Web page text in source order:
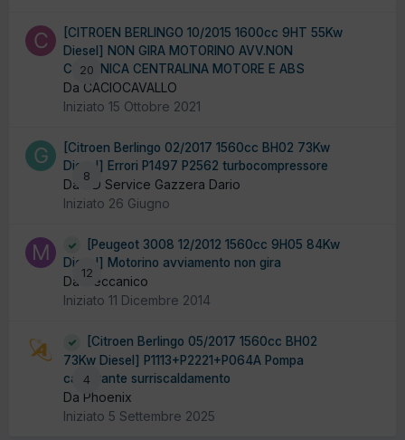
20
[CITROEN BERLINGO 10/2015 1600cc 9HT 55Kw
Diesel] NON GIRA MOTORINO AVV.NON
COMUNICA CENTRALINA MOTORE E ABS
Da CACIOCAVALLO
Iniziato 15 Ottobre 2021
8
[Citroen Berlingo 02/2017 1560cc BH02 73Kw
Diesel] Errori P1497 P2562 turbocompressore
Da GD Service Gazzera Dario
Iniziato 26 Giugno
12
[Peugeot 3008 12/2012 1560cc 9H05 84Kw
Diesel] Motorino avviamento non gira
Da meccanico
Iniziato 11 Dicembre 2014
4
[Citroen Berlingo 05/2017 1560cc BH02
73Kw Diesel] P1113+P2221+P064A Pompa
carburante surriscaldamento
Da Phoenix
Iniziato 5 Settembre 2025